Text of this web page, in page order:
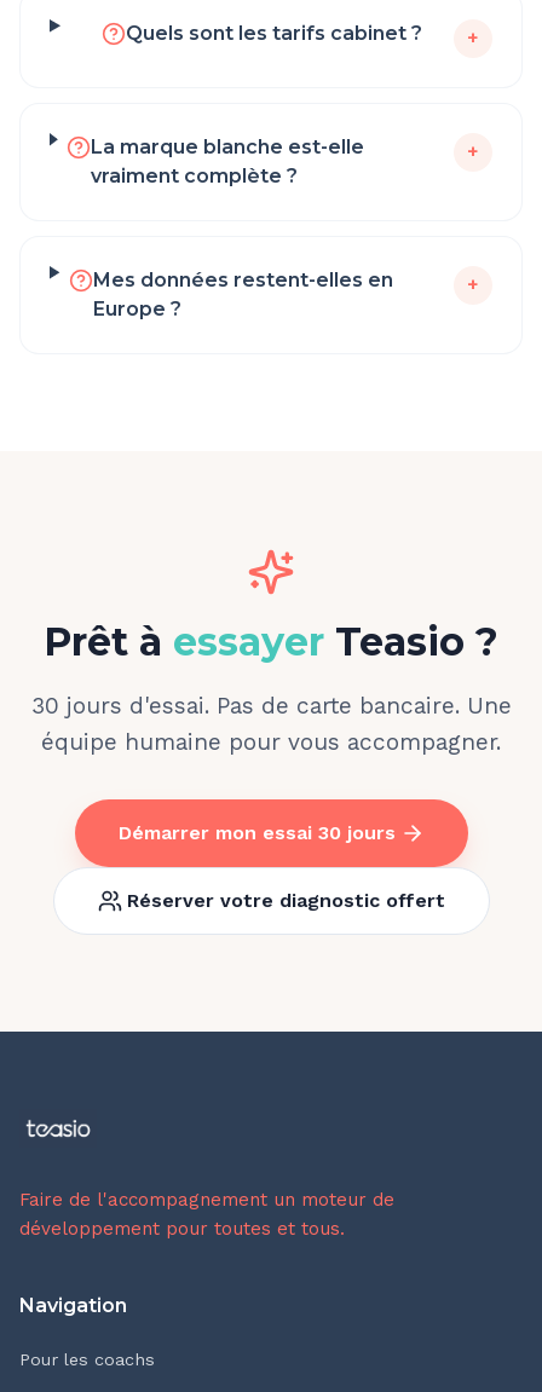
Quels sont les tarifs cabinet ? +
La marque blanche est-elle
vraiment complète ?
+
Mes données restent-elles en
Europe ?
+
Prêt à essayer Teasio ?
30 jours d'essai. Pas de carte bancaire. Une
équipe humaine pour vous accompagner.
Démarrer mon essai 30 jours
Réserver votre diagnostic offert
Faire de l'accompagnement un moteur de
développement pour toutes et tous.
Navigation
Pour les coachs